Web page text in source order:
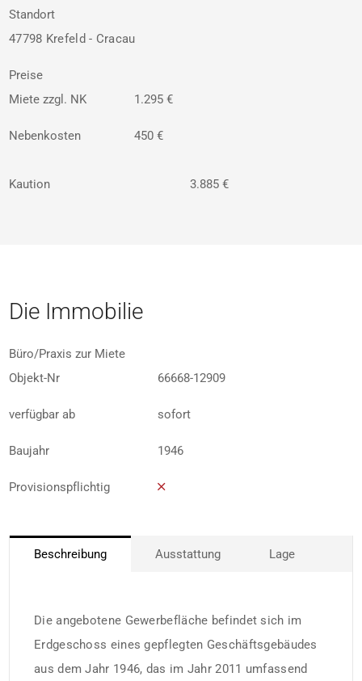
Standort
47798 Krefeld - Cracau
Preise
Miete zzgl. NK
1.295 €
Nebenkosten 450 €
Kaution 3.885 €
Die Immobilie
Büro/Praxis zur Miete
Objekt-Nr
66668-12909
verfügbar ab sofort
Baujahr 1946
Provisionspflichtig
Beschreibung Ausstattung Lage
Die angebotene Gewerbefläche befindet sich im
Erdgeschoss eines gepflegten Geschäftsgebäudes
aus dem Jahr 1946, das im Jahr 2011 umfassend